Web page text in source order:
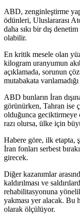
ABD, zenginleştirme
ödünleri, Uluslararası
daha sıkı bir dış
olabilir.
En kritik mesele olan
kilogram uranyumun
açıklamada, sorunun
mutabakata
ABD bunların İran
görünürken, Tahran ise
olduğunca geciktirmeye
razı olursa, ülke için
Habere göre, ilk etapta,
İran fonları serbest
girecek.
Diğer kazanımlar
kaldırılması ve
rehabilitasyonuna
yakması yer alacak. Bu
olarak ölçülüyor.